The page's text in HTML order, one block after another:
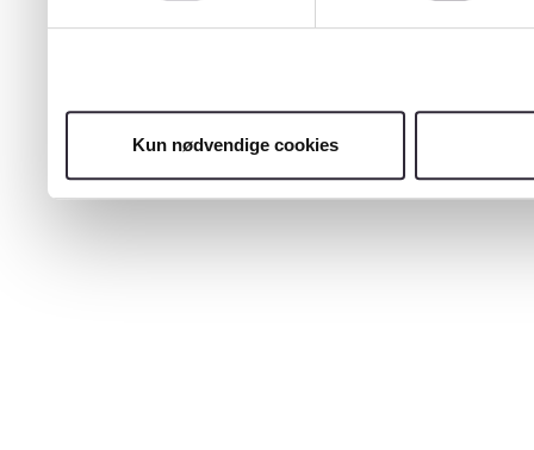
Kun nødvendige cookies